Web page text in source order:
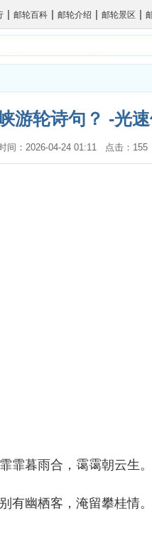
| 邮轮百科 | 邮轮介绍 | 邮轮景区 |
游轮诗句？ -光
间：2026-04-24 01:11 点击：
霏暮雨合，霭霭朝云生。
有幽栖客，淹留攀桂情。